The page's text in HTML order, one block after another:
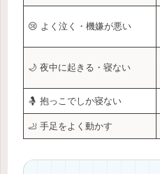
😢 よく泣く・機嫌が悪い
🌙 夜中に起きる・寝ない
🤱 抱っこでしか寝ない
🦶 手足をよく動かす